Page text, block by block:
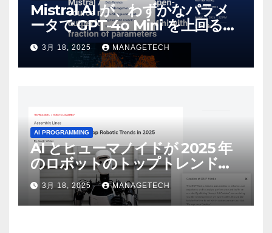
Mistral AI が、わずかなパラメ
ータで GPT-4o Mini を上回る新
しいオープンソース モデルをリ
リース | VentureBeat
3月 18, 2025 MANAGETECH
AI PROGRAMMING
AI とヒューマノイドが 2025 年
のロボットのトップトレンドに |
ASSEMBLY
3月 18, 2025 MANAGETECH